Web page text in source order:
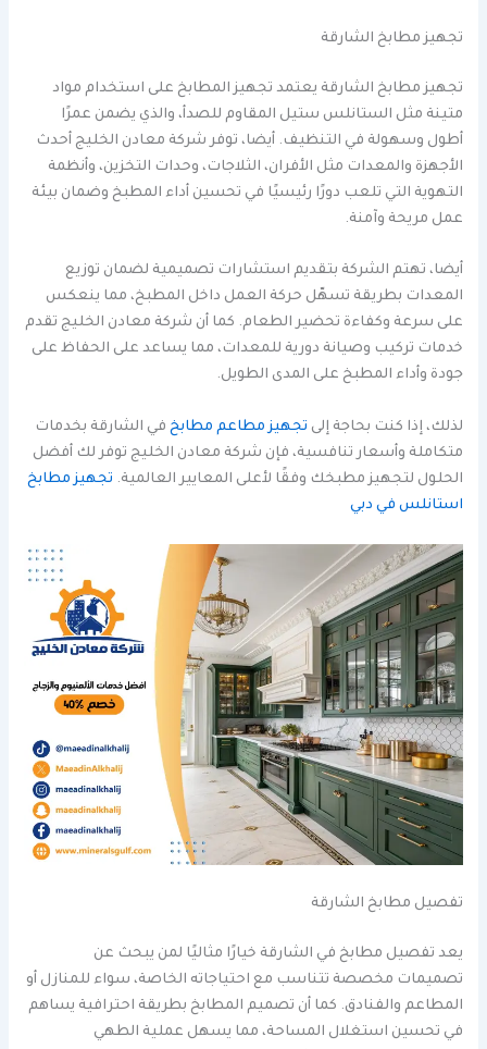
تجهيز مطابخ الشارقة
تجهيز مطابخ الشارقة يعتمد تجهيز المطابخ على استخدام مواد
متينة مثل الستانلس ستيل المقاوم للصدأ، والذي يضمن عمرًا
أطول وسهولة في التنظيف. أيضا، توفر شركة معادن الخليج أحدث
الأجهزة والمعدات مثل الأفران، الثلاجات، وحدات التخزين، وأنظمة
التهوية التي تلعب دورًا رئيسيًا في تحسين أداء المطبخ وضمان بيئة
عمل مريحة وآمنة.
أيضا، تهتم الشركة بتقديم استشارات تصميمية لضمان توزيع
المعدات بطريقة تسهّل حركة العمل داخل المطبخ، مما ينعكس
على سرعة وكفاءة تحضير الطعام. كما أن شركة معادن الخليج تقدم
خدمات تركيب وصيانة دورية للمعدات، مما يساعد على الحفاظ على
جودة وأداء المطبخ على المدى الطويل.
لذلك، إذا كنت بحاجة إلى تجهيز مطاعم مطابخ في الشارقة بخدمات
متكاملة وأسعار تنافسية، فإن شركة معادن الخليج توفر لك أفضل
الحلول لتجهيز مطبخك وفقًا لأعلى المعايير العالمية. تجهيز مطابخ
استانلس في دبي
تفصيل مطابخ الشارقة
يعد تفصيل مطابخ في الشارقة خيارًا مثاليًا لمن يبحث عن
تصميمات مخصصة تتناسب مع احتياجاته الخاصة، سواء للمنازل أو
المطاعم والفنادق. كما أن تصميم المطابخ بطريقة احترافية يساهم
في تحسين استغلال المساحة، مما يسهل عملية الطهي